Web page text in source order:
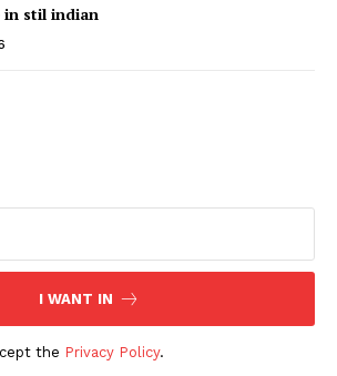
in stil indian
I WANT IN
the Privacy Policy.